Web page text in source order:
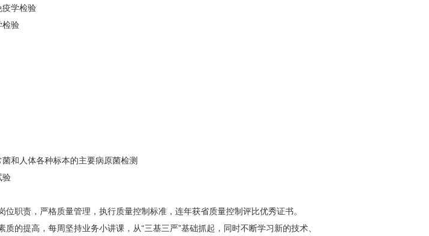
学检验
验
和人体各种标本的主要病原菌检测
验
职责，严格质量管理，执行质量控制标准，连年获省质量控制评比优秀证书。
的提高，每周坚持业务小讲课，从“三基三严”基础抓起，同时不断学习新的技术、